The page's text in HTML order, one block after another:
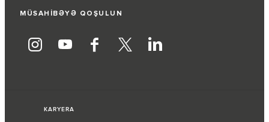
MÜSAHİBƏYƏ QOŞULUN
KARYERA